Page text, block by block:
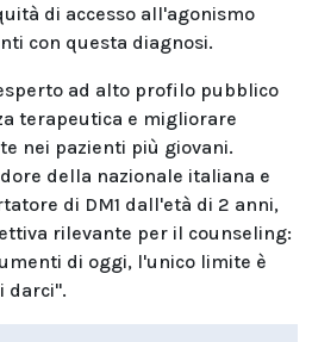
di accesso all'agonismo
con questa diagnosi.
ad alto profilo pubblico
terapeutica e migliorare
nei pazienti più giovani.
della nazionale italiana e
di DM1 dall'età di 2 anni,
rilevante per il counseling:
di oggi, l'unico limite è
darci".